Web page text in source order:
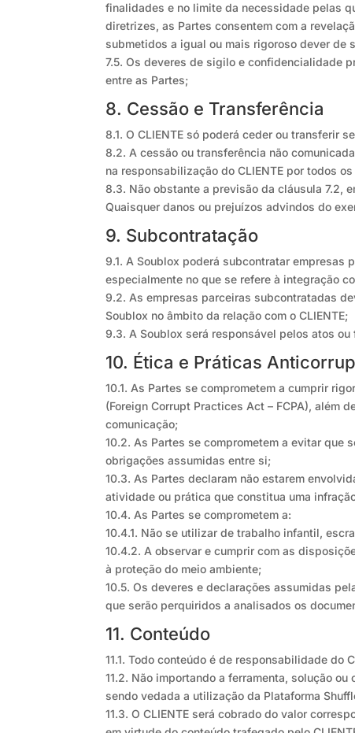
finalidades e no limite da necessidade pelas
diretrizes, as Partes consentem com a
submetidos a igual ou mais rigoroso dever de
7.5. Os deveres de sigilo e confidencialidade
entre as Partes;
8. Cessão e Transferência
8.1. O CLIENTE só poderá ceder ou transferir
8.2. A cessão ou transferência não
na responsabilização do CLIENTE por todos
8.3. Não obstante a previsão da cláusula 7.2,
Quaisquer danos ou prejuízos advindos do
9. Subcontratação
9.1. A Soublox poderá subcontratar empresas
especialmente no que se refere à integração
9.2. As empresas parceiras subcontratadas
Soublox no âmbito da relação com o CLIENTE;
9.3. A Soublox será responsável pelos atos
10. Ética e Práticas
10.1. As Partes se comprometem a cumprir
(Foreign Corrupt Practices Act – FCPA), além
comunicação;
10.2. As Partes se comprometem a evitar que
obrigações assumidas entre si;
10.3. As Partes declaram não estarem
atividade ou prática que constitua uma
10.4. As Partes se comprometem a:
10.4.1. Não se utilizar de trabalho infantil,
10.4.2. A observar e cumprir com as
à proteção do meio ambiente;
10.5. Os deveres e declarações assumidas
que serão perquiridos a analisados os
11. Conteúdo
11.1. Todo conteúdo é de responsabilidade
11.2. Não importando a ferramenta, solução
sendo vedada a utilização da Plataforma
11.3. O CLIENTE será cobrado do valor